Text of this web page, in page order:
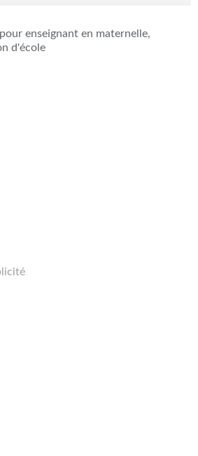
enseignant en maternelle,
d'école